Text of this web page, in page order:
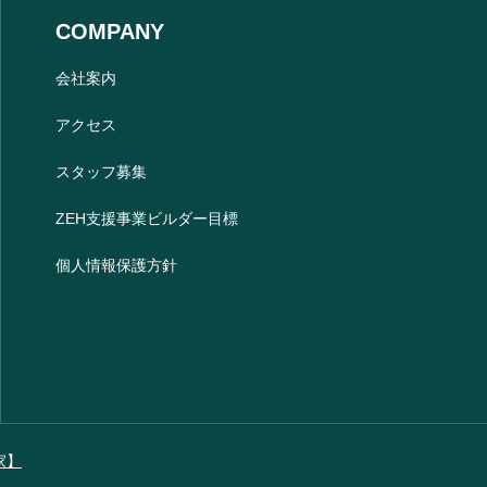
COMPANY
会社案内
アクセス
スタッフ募集
ZEH支援事業ビルダー目標
個人情報保護方針